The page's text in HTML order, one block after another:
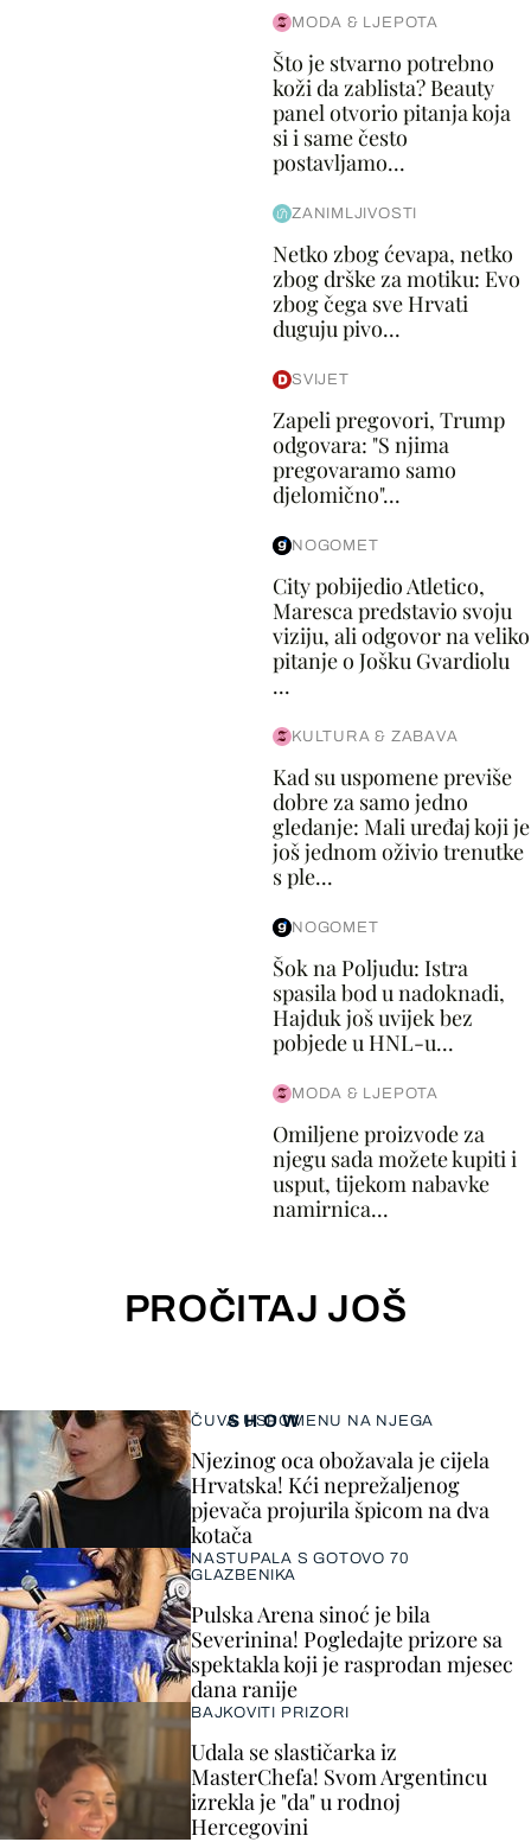
MODA & LJEPOTA
Što je stvarno potrebno
koži da zablista? Beauty
panel otvorio pitanja koja
si i same često
postavljamo...
ZANIMLJIVOSTI
Netko zbog ćevapa, netko
zbog drške za motiku: Evo
zbog čega sve Hrvati
duguju pivo...
SVIJET
Zapeli pregovori, Trump
odgovara: "S njima
pregovaramo samo
djelomično"...
NOGOMET
City pobijedio Atletico,
Maresca predstavio svoju
viziju, ali odgovor na veliko
pitanje o Jošku Gvardiolu
...
KULTURA & ZABAVA
Kad su uspomene previše
dobre za samo jedno
gledanje: Mali uređaj koji je
još jednom oživio trenutke
s ple...
NOGOMET
Šok na Poljudu: Istra
spasila bod u nadoknadi,
Hajduk još uvijek bez
pobjede u HNL-u...
MODA & LJEPOTA
Omiljene proizvode za
njegu sada možete kupiti i
usput, tijekom nabavke
namirnica...
PROČITAJ JOŠ
SHOW
ČUVA USPOMENU NA NJEGA
Njezinog oca obožavala je cijela
Hrvatska! Kći neprežaljenog
pjevača projurila špicom na dva
kotača
NASTUPALA S GOTOVO 70
GLAZBENIKA
Pulska Arena sinoć je bila
Severinina! Pogledajte prizore sa
spektakla koji je rasprodan mjesec
dana ranije
BAJKOVITI PRIZORI
Udala se slastičarka iz
MasterChefa! Svom Argentincu
izrekla je "da" u rodnoj
Hercegovini